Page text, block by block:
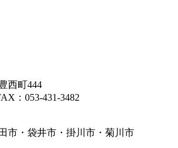
西町444
：053-431-3482
市・袋井市・掛川市・菊川市